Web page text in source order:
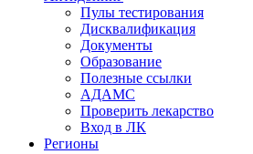
Пулы тестирования
Дисквалификация
Документы
Образование
Полезные ссылки
АДАМС
Проверить лекарство
Вход в ЛК
Регионы